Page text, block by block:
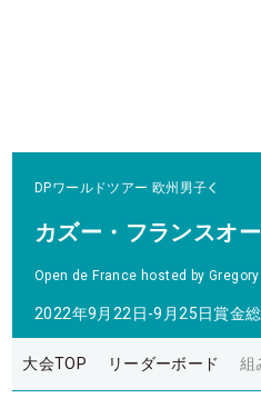
DPワールドツアー 欧州男子
カズー・フランスオ
Open de France hosted by
2022年9月22日-9月25日賞金
大会TOP リーダーボード 組